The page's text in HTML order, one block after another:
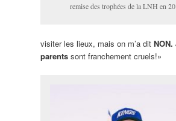
remise des trophées de la LNH en
visiter les lieux, mais on m’a dit NON.
parentssont franchement cruels!»